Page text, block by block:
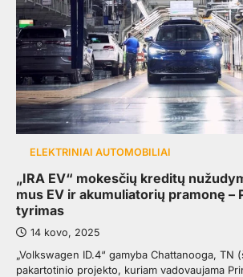
ELEKTRINIAI AUTOMOBILIAI
„IRA EV“ mokesčių kreditų
mus EV ir akumuliatorių pramonę –
tyrimas
14 kovo, 2025
„Volkswagen ID.4“ gamyba Chattanooga, TN
pakartotinio projekto, kuriam vadovaujama